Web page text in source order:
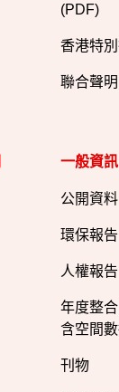
(PDF)
香港特
聯合聲明
一般資訊​
公開資料
環保報告
人權報告
年度整
含空間數
刊物